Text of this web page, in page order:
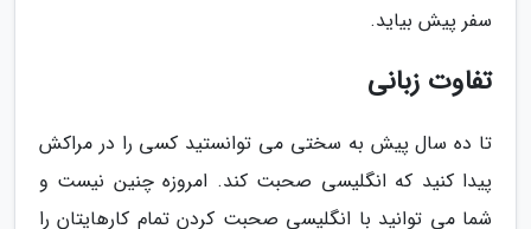
سفر پیش بیاید.
تفاوت زبانی
تا ده سال پیش به سختی می توانستید کسی را در مراکش
پیدا کنید که انگلیسی صحبت کند. امروزه چنین نیست و
شما می توانید با انگلیسی صحبت کردن تمام کارهایتان را